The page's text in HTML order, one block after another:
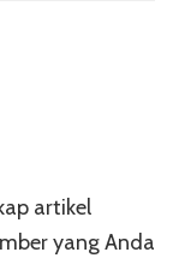
artikel
yang Anda